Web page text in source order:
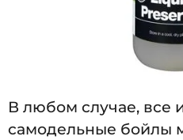
В любом случае, все
самодельные бойлы